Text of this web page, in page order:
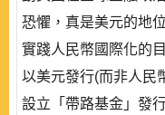
恐懼，真是美元的地
實踐人民幣國際化的
以美元發行(而非人民
設立「帶路基金」發